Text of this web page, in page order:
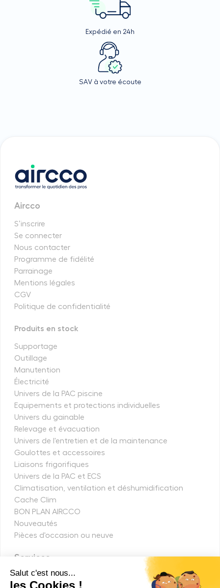
Expédié en 24h
SAV à votre écoute
Aircco
S’inscrire
Se connecter
Nous contacter
Programme de fidélité
Parrainage
Mentions légales
CGV
Politique de confidentialité
Produits en stock
Supportage
Outillage
Manutention
Électricité
Univers de la PAC piscine
Equipements et protections individuelles
Univers du gainable
Relevage et évacuation
Univers de l'entretien et de la maintenance
Goulottes et accessoires
Liaisons frigorifiques
Univers de la PAC et ECS
Climatisation, ventilation et déshumidification
Cache Clim
BON PLAN AIRCCO
Nouveautés
Pièces d'occasion ou neuve
Services
Pièces détachées